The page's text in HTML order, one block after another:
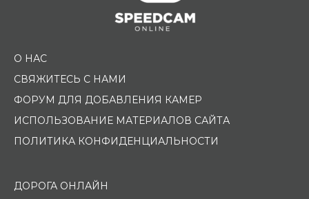
О НАС
СВЯЖИТЕСЬ С НАМИ
ФОРУМ ДЛЯ ДОБАВЛЕНИЯ КАМЕР
ИСПОЛЬЗОВАНИЕ МАТЕРИАЛОВ САЙТА
ПОЛИТИКА КОНФИДЕНЦИАЛЬНОСТИ
ДОРОГА ОНЛАЙН